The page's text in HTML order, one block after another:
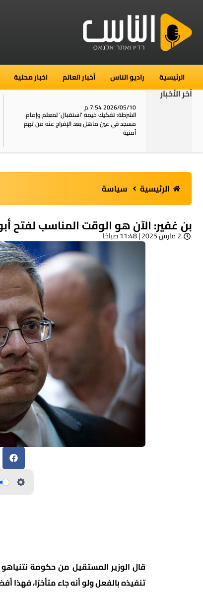
الرئيسية راديو الناس أخبار العالم اخبار محلية
آخر الأخبار
2026/05/10 7:54 م
الشرطة: تفكيك خيمة ‘استقبال‘ لمعلم وإمام
مسجد في عين ماهل بعد الإفراج عنه من تهم
أمنية
الرئيسية سياسة
بن غفير: الآن هو الوقت المناسب لفتح
2 مارس 2025 | 11:48 صباحًا
قال الوزير المستقيل من حكومة
تنفيذه بالفعل ولو أنه جاء متأخرًا، فهذا